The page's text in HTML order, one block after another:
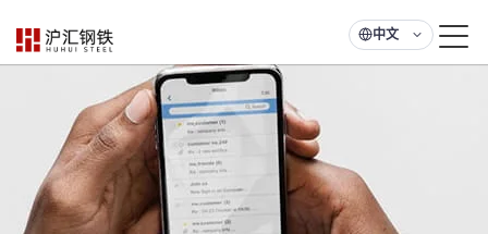
中文